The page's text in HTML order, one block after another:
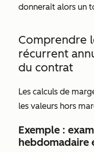
donnerait alors un
Comprendre
récurrent
du contrat
Les calculs de
les valeurs hors
Exemple :
hebdomadaire